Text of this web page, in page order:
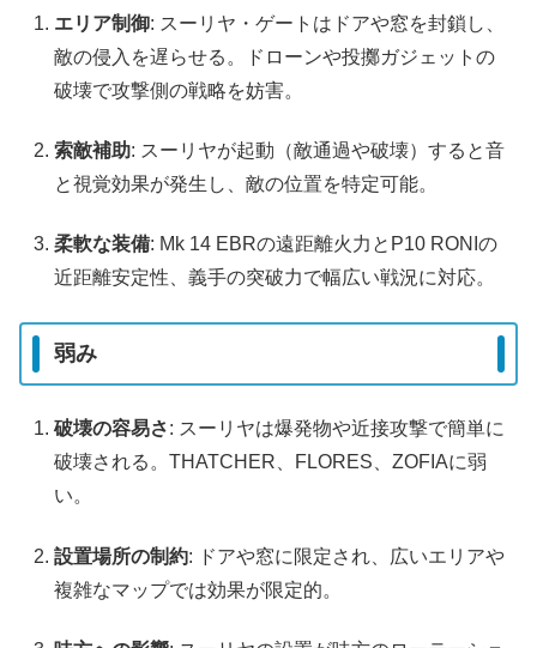
エリア制御: スーリヤ・ゲートはドアや窓を封鎖し、
敵の侵入を遅らせる。ドローンや投擲ガジェットの
破壊で攻撃側の戦略を妨害。
索敵補助: スーリヤが起動（敵通過や破壊）すると音
と視覚効果が発生し、敵の位置を特定可能。
柔軟な装備: Mk 14 EBRの遠距離火力とP10 RONIの
近距離安定性、義手の突破力で幅広い戦況に対応。
弱み
破壊の容易さ: スーリヤは爆発物や近接攻撃で簡単に
破壊される。THATCHER、FLORES、ZOFIAに弱
い。
設置場所の制約: ドアや窓に限定され、広いエリアや
複雑なマップでは効果が限定的。